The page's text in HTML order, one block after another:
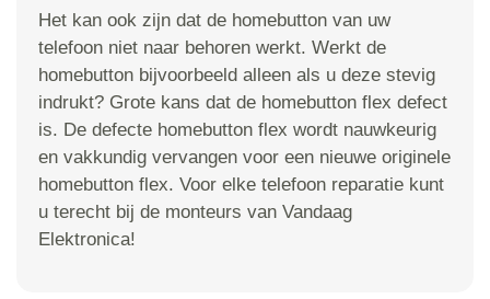
Het kan ook zijn dat de homebutton van uw
telefoon niet naar behoren werkt. Werkt de
homebutton bijvoorbeeld alleen als u deze stevig
indrukt? Grote kans dat de homebutton flex defect
is. De defecte homebutton flex wordt nauwkeurig
en vakkundig vervangen voor een nieuwe originele
homebutton flex. Voor elke telefoon reparatie kunt
u terecht bij de monteurs van Vandaag
Elektronica!